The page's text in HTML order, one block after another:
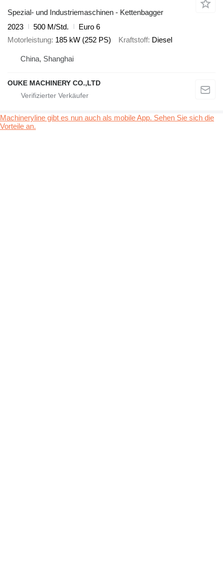
Spezial- und Industriemaschinen - Kettenbagger
2023
500 M/Std.
Euro 6
Motorleistung 185 kW (252 PS) Kraftstoff Diesel
China, Shanghai
OUKE MACHINERY CO.,LTD
Machineryline gibt es nun auch als mobile App. Sehen Sie sich die
Vorteile an.